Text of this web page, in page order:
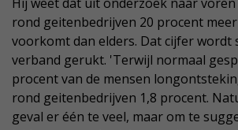
Hij weet dat uit onderzoek naar
rond geitenbedrijven 20 procent
voorkomt dan elders. Dat cijfer wordt
verband gerukt. 'Terwijl normaal
procent van de mensen
rond geitenbedrijven 1,8 procent.
geval er één te veel, maar om te